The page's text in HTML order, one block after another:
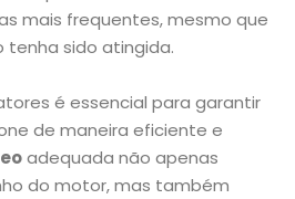
mais frequentes, mesmo que
sido atingida.
é essencial para garantir
de maneira eficiente e
adequada não apenas
do motor, mas também